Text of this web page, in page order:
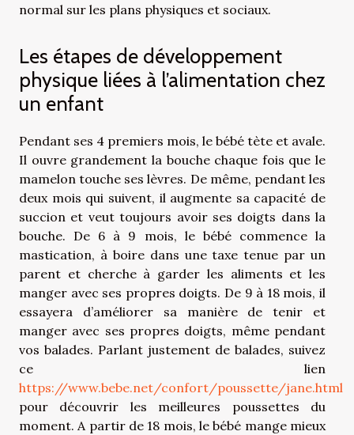
normal sur les plans physiques et sociaux.
Les étapes de développement
physique liées à l’alimentation chez
un enfant
Pendant ses 4 premiers mois, le bébé tète et avale.
Il ouvre grandement la bouche chaque fois que le
mamelon touche ses lèvres. De même, pendant les
deux mois qui suivent, il augmente sa capacité de
succion et veut toujours avoir ses doigts dans la
bouche. De 6 à 9 mois, le bébé commence la
mastication, à boire dans une taxe tenue par un
parent et cherche à garder les aliments et les
manger avec ses propres doigts. De 9 à 18 mois, il
essayera d’améliorer sa manière de tenir et
manger avec ses propres doigts, même pendant
vos balades. Parlant justement de balades, suivez
ce lien
https://www.bebe.net/confort/poussette/jane.html
pour découvrir les meilleures poussettes du
moment. A partir de 18 mois, le bébé mange mieux